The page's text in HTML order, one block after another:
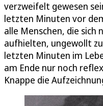
verzweifelt gewesen
letzten Minuten vor
alle Menschen, die
aufhielten, ungewollt
letzten Minuten im
am Ende nur noch
Knappe die